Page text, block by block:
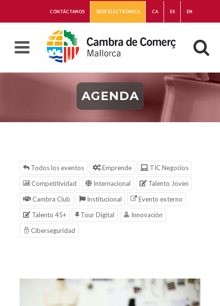
CONTÁCTANOS SEDE ELECTRÓNICA CA ES EN
AGENDA
Todos los eventos Emprende
TIC Negocios
Competitividad
Internacional
Talento Joven
Cambra Club
Institucional
Evento externo
Talento 45+
Tour Digital
Innovación
Ciberseguridad